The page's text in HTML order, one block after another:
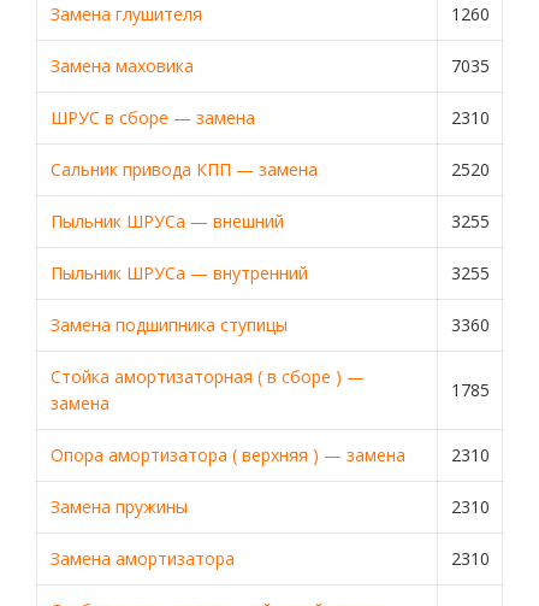
Замена глушителя 1260
Замена маховика 7035
ШРУС в сборе — замена 2310
Сальник привода КПП — замена 2520
Пыльник ШРУСа — внешний 3255
Пыльник ШРУСа — внутренний 3255
Замена подшипника ступицы 3360
Стойка амортизаторная ( в сборе ) —
замена
1785
Опора амортизатора ( верхняя ) — замена 2310
Замена пружины 2310
Замена амортизатора 2310